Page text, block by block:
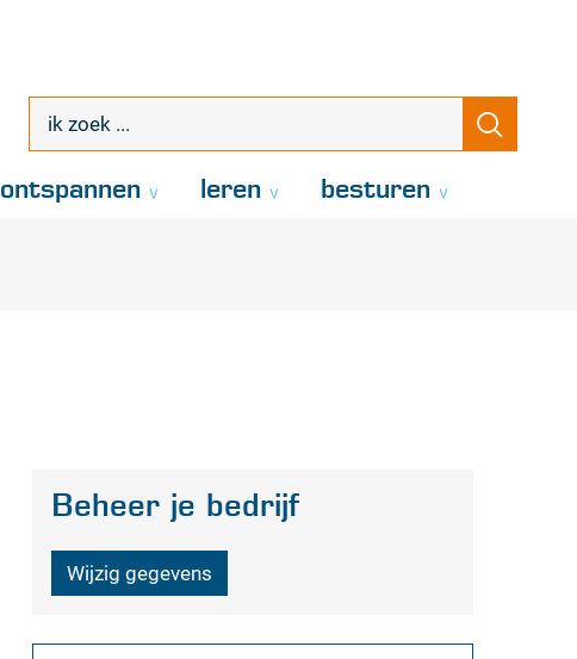
zoek
ontspannen leren besturen
Beheer je bedrijf
Wijzig gegevens